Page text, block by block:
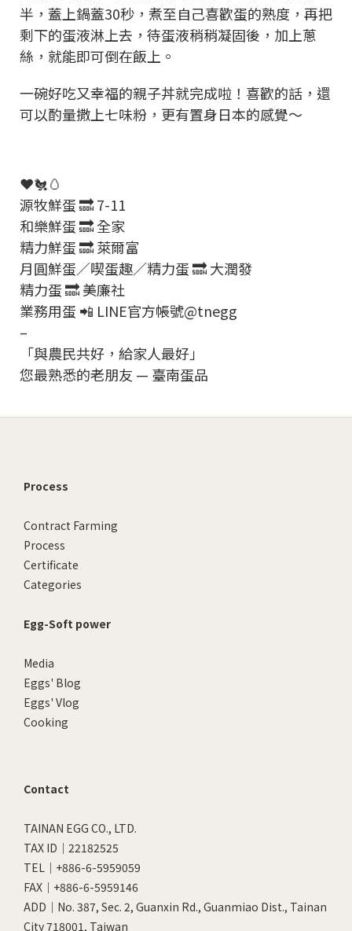
半，蓋上鍋蓋30秒，煮至自己喜歡蛋的熟度，再把
剩下的蛋液淋上去，待蛋液稍稍凝固後，加上蔥
絲，就能即可倒在飯上。
一碗好吃又幸福的親子丼就完成啦！喜歡的話，還
可以酌量撒上七味粉，更有置身日本的感覺～
❤️🐔🥚
源牧鮮蛋 🔜 7-11
和樂鮮蛋 🔜 全家
精力鮮蛋 🔜 萊爾富
月圓鮮蛋／喫蛋趣／精力蛋 🔜 大潤發
精力蛋 🔜 美廉社
業務用蛋 📲 LINE官方帳號@tnegg
–
「與農民共好，給家人最好」
您最熟悉的老朋友 — 臺南蛋品
Process
Contract Farming
Process
Certificate
Categories
Egg-Soft power
Media
Eggs' Blog
Eggs' Vlog
Cooking
Contact
TAINAN EGG CO., LTD.
TAX ID｜22182525
TEL｜+886-6-5959059
FAX｜+886-6-5959146
ADD｜No. 387, Sec. 2, Guanxin Rd., Guanmiao Dist., Tainan
City 718001, Taiwan